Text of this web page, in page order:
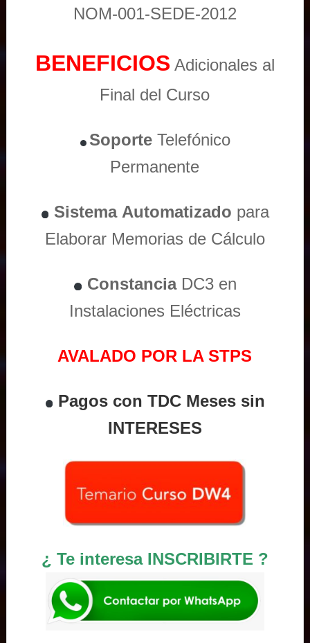
NOM-001-SEDE-2012
BENEFICIOS Adicionales al
Final del Curso
Soporte Telefónico
Permanente
Sistema Automatizado para
Elaborar Memorias de Cálculo
ConstanciaDC3 en
Instalaciones Eléctricas
AVALADO POR LA STPS
Pagos con TDC Meses sin
INTERESES
¿ Te interesa INSCRIBIRTE ?